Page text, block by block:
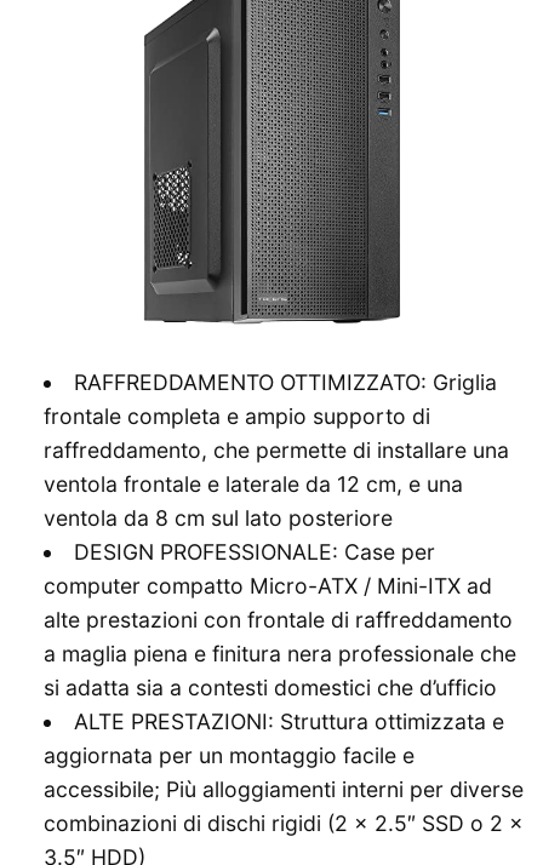
RAFFREDDAMENTO OTTIMIZZATO: Griglia
frontale completa e ampio supporto di
raffreddamento, che permette di installare una
ventola frontale e laterale da 12 cm, e una
ventola da 8 cm sul lato posteriore
DESIGN PROFESSIONALE: Case per
computer compatto Micro-ATX / Mini-ITX ad
alte prestazioni con frontale di raffreddamento
a maglia piena e finitura nera professionale che
si adatta sia a contesti domestici che d’ufficio
ALTE PRESTAZIONI: Struttura ottimizzata e
aggiornata per un montaggio facile e
accessibile; Più alloggiamenti interni per diverse
combinazioni di dischi rigidi (2 x 2.5″ SSD o 2 x
3.5″ HDD)